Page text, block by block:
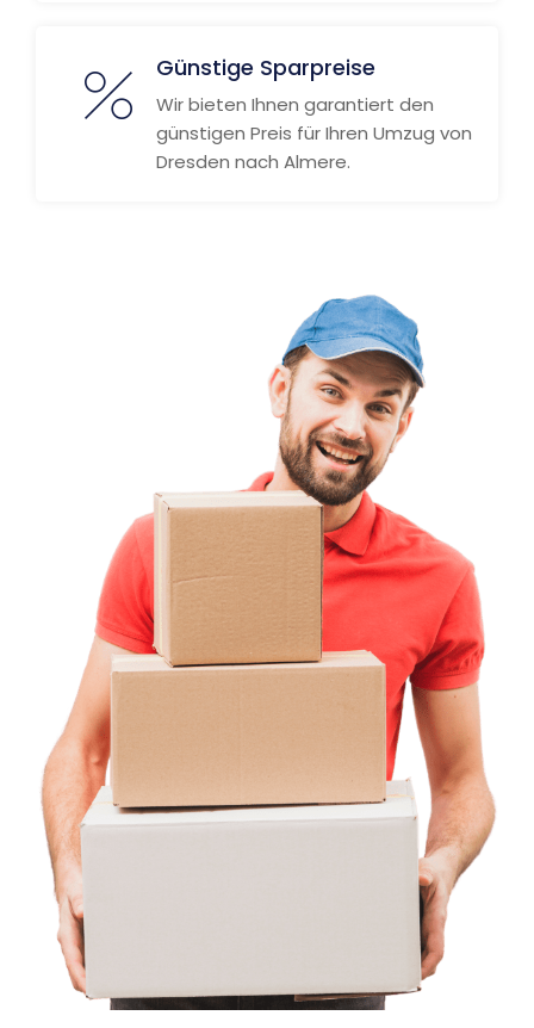
Günstige Sparpreise
Wir bieten Ihnen garantiert den
günstigen Preis für Ihren Umzug von
Dresden nach Almere.